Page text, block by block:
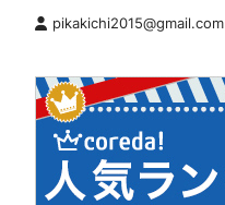
pikakichi2015@gmail.com